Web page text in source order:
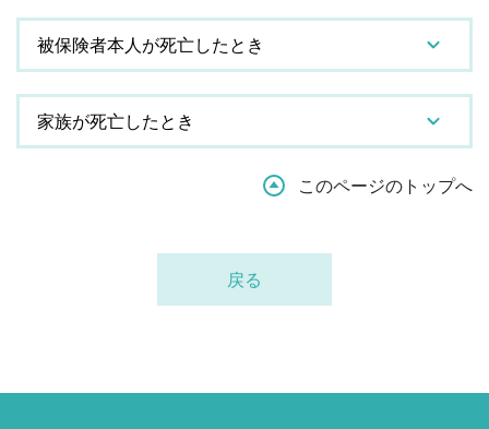
被保険者本人が死亡したとき
家族が死亡したとき
このページのトップへ
戻る